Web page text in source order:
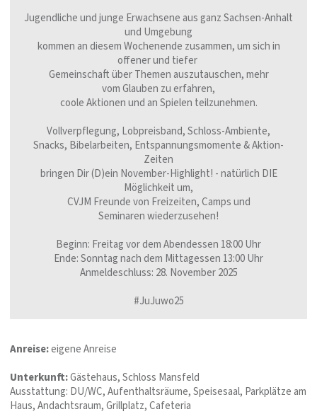
Jugendliche und junge Erwachsene aus ganz Sachsen-Anhalt
und Umgebung
kommen an diesem Wochenende zusammen, um sich in
offener und tiefer
Gemeinschaftüber Themen auszutauschen, mehr
vomGlauben zu erfahren,
coole Aktionen und an Spielen teilzunehmen.
Vollverpflegung, Lobpreisband, Schloss-Ambiente,
Snacks, Bibelarbeiten, Entspannungsmomente & Aktion-
Zeiten
bringen Dir(D)ein November-Highlight! - natürlich DIE
Möglichkeit um,
CVJM Freundevon Freizeiten, Camps und
Seminarenwiederzusehen!
Beginn: Freitag vor dem Abendessen 18:00 Uhr
Ende:Sonntag nach dem Mittagessen 13:00 Uhr
Anmeldeschluss: 28. November 2025
#JuJuwo25
Anreise:eigene Anreise
Unterkunft:Gästehaus, Schloss Mansfeld
Ausstattung: DU/WC, Aufenthaltsräume, Speisesaal, Parkplätze am
Haus, Andachtsraum, Grillplatz, Cafeteria